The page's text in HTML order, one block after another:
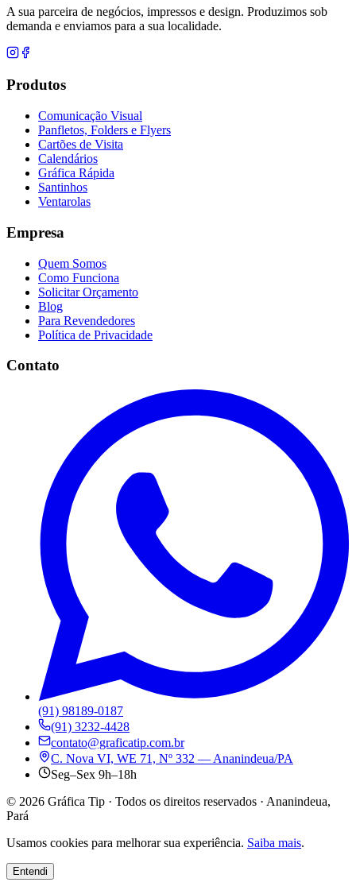
A sua parceira de negócios, impressos e design. Produzimos sob
demanda e enviamos para a sua localidade.
Produtos
Comunicação Visual
Panfletos, Folders e Flyers
Cartões de Visita
Calendários
Gráfica Rápida
Santinhos
Ventarolas
Empresa
Quem Somos
Como Funciona
Solicitar Orçamento
Blog
Para Revendedores
Política de Privacidade
Contato
(91) 98189-0187
(91) 3232-4428
contato@graficatip.com.br
C. Nova VI, WE 71, Nº 332 — Ananindeua/PA
Seg–Sex 9h–18h
© 2026 Gráfica Tip · Todos os direitos reservados · Ananindeua,
Pará
Usamos cookies para melhorar sua experiência. Saiba mais.
Entendi